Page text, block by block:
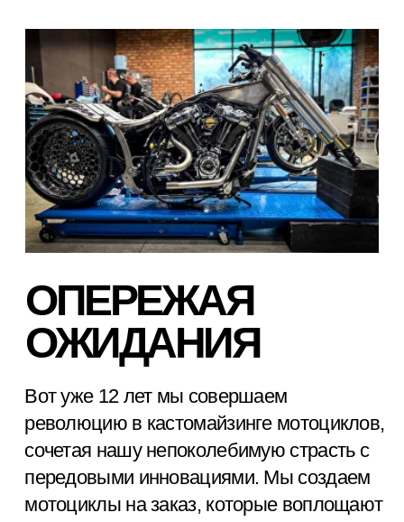
ОПЕРЕЖАЯ
ОЖИДАНИЯ
Вот уже 12 лет мы совершаем
революцию в кастомайзинге мотоциклов,
сочетая нашу непоколебимую страсть с
передовыми инновациями. Мы создаем
мотоциклы на заказ, которые воплощают
захватывающее стремление к свободе на
дороге.